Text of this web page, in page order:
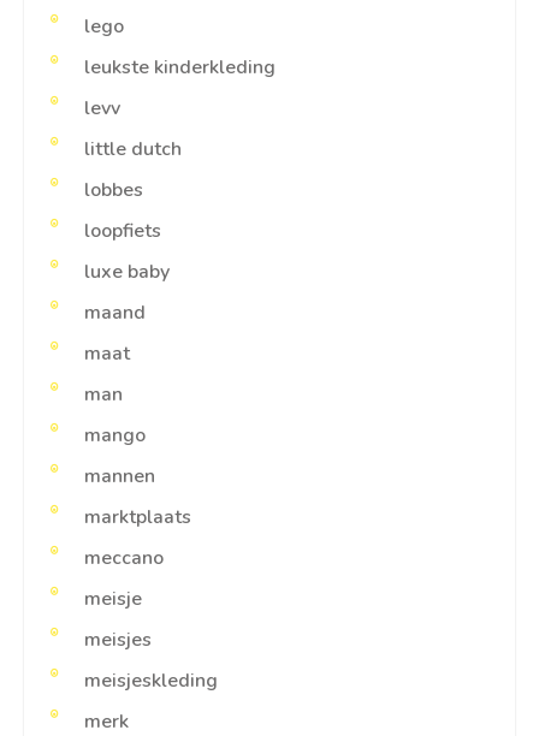
lego
leukste kinderkleding
levv
little dutch
lobbes
loopfiets
luxe baby
maand
maat
man
mango
mannen
marktplaats
meccano
meisje
meisjes
meisjeskleding
merk